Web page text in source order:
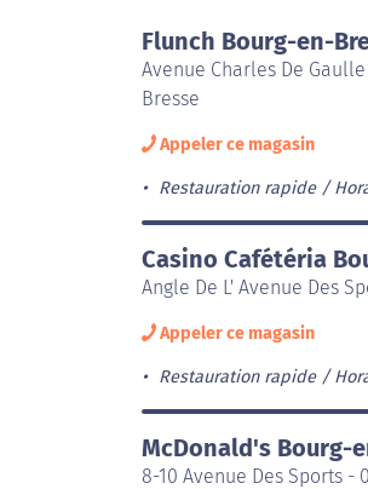
Flunch Bourg-en-
Avenue Charles De
Bresse
Appeler ce magasin
Restauration rapide
Casino Cafétéria
Angle De L' Avenue Des
Appeler ce magasin
Restauration rapide
McDonald's Bourg-
8-10 Avenue Des Sports -